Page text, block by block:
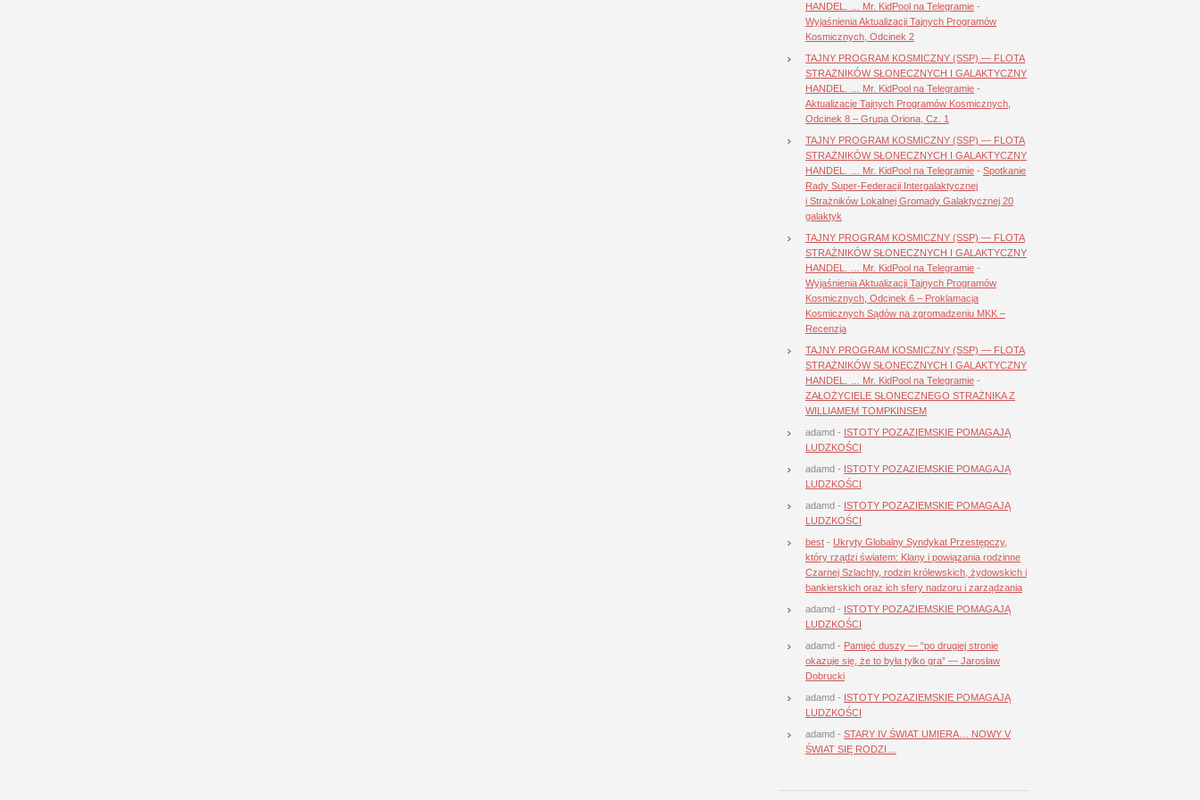
HANDEL. … Mr. KidPool na Telegramie -
Wyjaśnienia Aktualizacji Tajnych Programów
Kosmicznych, Odcinek 2
TAJNY PROGRAM KOSMICZNY (SSP) — FLOTA
STRAŻNIKÓW SŁONECZNYCH I GALAKTYCZNY
HANDEL. … Mr. KidPool na Telegramie -
Aktualizacje Tajnych Programów Kosmicznych,
Odcinek 8 – Grupa Oriona, Cz. 1
TAJNY PROGRAM KOSMICZNY (SSP) — FLOTA
STRAŻNIKÓW SŁONECZNYCH I GALAKTYCZNY
HANDEL. … Mr. KidPool na Telegramie - Spotkanie
Rady Super-Federacji Intergalaktycznej
i Strażników Lokalnej Gromady Galaktycznej 20
galaktyk
TAJNY PROGRAM KOSMICZNY (SSP) — FLOTA
STRAŻNIKÓW SŁONECZNYCH I GALAKTYCZNY
HANDEL. … Mr. KidPool na Telegramie -
Wyjaśnienia Aktualizacji Tajnych Programów
Kosmicznych, Odcinek 6 – Proklamacja
Kosmicznych Sądów na zgromadzeniu MKK –
Recenzja
TAJNY PROGRAM KOSMICZNY (SSP) — FLOTA
STRAŻNIKÓW SŁONECZNYCH I GALAKTYCZNY
HANDEL. … Mr. KidPool na Telegramie -
ZAŁOŻYCIELE SŁONECZNEGO STRAŻNIKA Z
WILLIAMEM TOMPKINSEM
adamd - ISTOTY POZAZIEMSKIE POMAGAJĄ
LUDZKOŚCI
adamd - ISTOTY POZAZIEMSKIE POMAGAJĄ
LUDZKOŚCI
adamd - ISTOTY POZAZIEMSKIE POMAGAJĄ
LUDZKOŚCI
best - Ukryty Globalny Syndykat Przestępczy,
który rządzi światem: Klany i powiązania rodzinne
Czarnej Szlachty, rodzin królewskich, żydowskich i
bankierskich oraz ich sfery nadzoru i zarządzania
adamd - ISTOTY POZAZIEMSKIE POMAGAJĄ
LUDZKOŚCI
adamd - Pamięć duszy — “po drugiej stronie
okazuje się, że to była tylko gra” — Jarosław
Dobrucki
adamd - ISTOTY POZAZIEMSKIE POMAGAJĄ
LUDZKOŚCI
adamd - STARY IV ŚWIAT UMIERA… NOWY V
ŚWIAT SIĘ RODZI…